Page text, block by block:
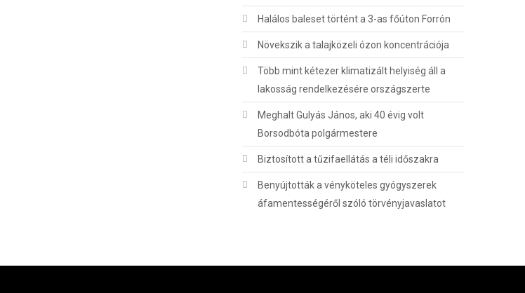
Halálos baleset történt a 3-as főúton Forrón
Növekszik a talajközeli ózon koncentrációja
Több mint kétezer klimatizált helyiség áll a
lakosság rendelkezésére országszerte
Meghalt Gulyás János, aki 40 évig volt
Borsodbóta polgármestere
Biztosított a tűzifaellátás a téli időszakra
Benyújtották a vényköteles gyógyszerek
áfamentességéről szóló törvényjavaslatot